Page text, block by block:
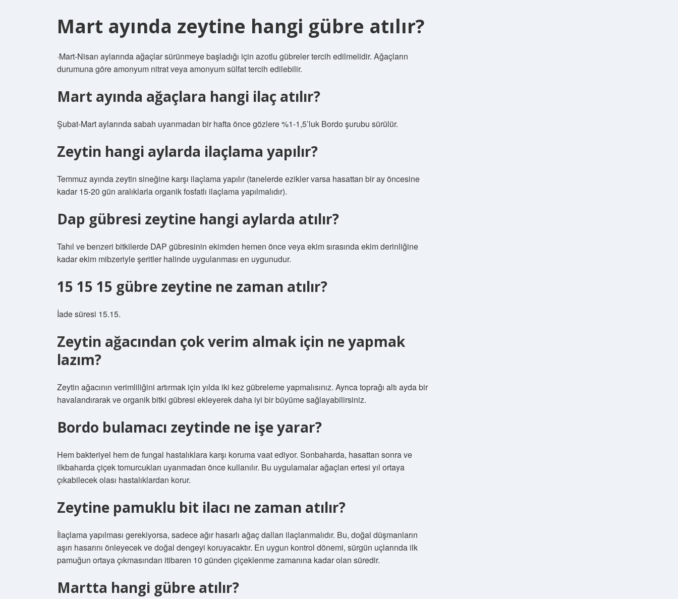
Mart ayında zeytine hangi gübre atılır?
·Mart-Nisan aylarında ağaçlar sürünmeye başladığı için azotlu gübreler tercih edilmelidir. Ağaçların
durumuna göre amonyum nitrat veya amonyum sülfat tercih edilebilir.
Mart ayında ağaçlara hangi ilaç atılır?
Şubat-Mart aylarında sabah uyanmadan bir hafta önce gözlere %1-1,5’luk Bordo şurubu sürülür.
Zeytin hangi aylarda ilaçlama yapılır?
Temmuz ayında zeytin sineğine karşı ilaçlama yapılır (tanelerde ezikler varsa hasattan bir ay öncesine
kadar 15-20 gün aralıklarla organik fosfatlı ilaçlama yapılmalıdır).
Dap gübresi zeytine hangi aylarda atılır?
Tahıl ve benzeri bitkilerde DAP gübresinin ekimden hemen önce veya ekim sırasında ekim derinliğine
kadar ekim mibzeriyle şeritler halinde uygulanması en uygunudur.
15 15 15 gübre zeytine ne zaman atılır?
İade süresi 15.15.
Zeytin ağacından çok verim almak için ne yapmak
lazım?
Zeytin ağacının verimliliğini artırmak için yılda iki kez gübreleme yapmalısınız. Ayrıca toprağı altı ayda bir
havalandırarak ve organik bitki gübresi ekleyerek daha iyi bir büyüme sağlayabilirsiniz.
Bordo bulamacı zeytinde ne işe yarar?
Hem bakteriyel hem de fungal hastalıklara karşı koruma vaat ediyor. Sonbaharda, hasattan sonra ve
ilkbaharda çiçek tomurcukları uyanmadan önce kullanılır. Bu uygulamalar ağaçları ertesi yıl ortaya
çıkabilecek olası hastalıklardan korur.
Zeytine pamuklu bit ilacı ne zaman atılır?
İlaçlama yapılması gerekiyorsa, sadece ağır hasarlı ağaç dalları ilaçlanmalıdır. Bu, doğal düşmanların
aşırı hasarını önleyecek ve doğal dengeyi koruyacaktır. En uygun kontrol dönemi, sürgün uçlarında ilk
pamuğun ortaya çıkmasından itibaren 10 günden çiçeklenme zamanına kadar olan süredir.
Martta hangi gübre atılır?